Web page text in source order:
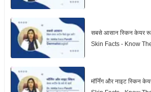
सबसे आसान स्किन केयर
Skin Facts - Know
मॉर्निंग और नाइट स्किन